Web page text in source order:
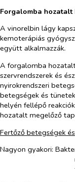
Forgalomba
A vinorelbin lágy
kemoterápiás
együtt alkalmazzák.
A forgalomba
szervrendszerek és
nyirokrendszeri
betegségek és
helyén fellépő
hozatalt megelőző
Fertőző betegségek
Nagyon gyakori: